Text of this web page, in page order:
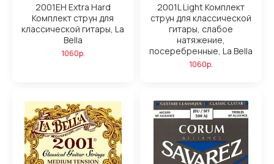
2001EH Extra Hard
Комплект струн для
классической гитары, La
Bella
1060р.
2001L Light Комплект
струн для классической
гитары, слабое
натяжение,
посеребренные, La Bella
1060р.